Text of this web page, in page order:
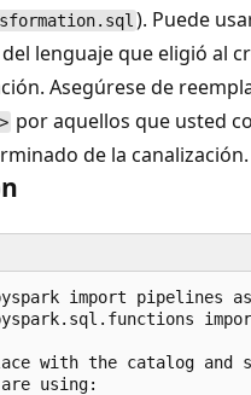
). Puede
lenguaje que eligió al
Asegúrese de
por aquellos que usted
de la canalización.
import pipelines
with the catalog and
using: